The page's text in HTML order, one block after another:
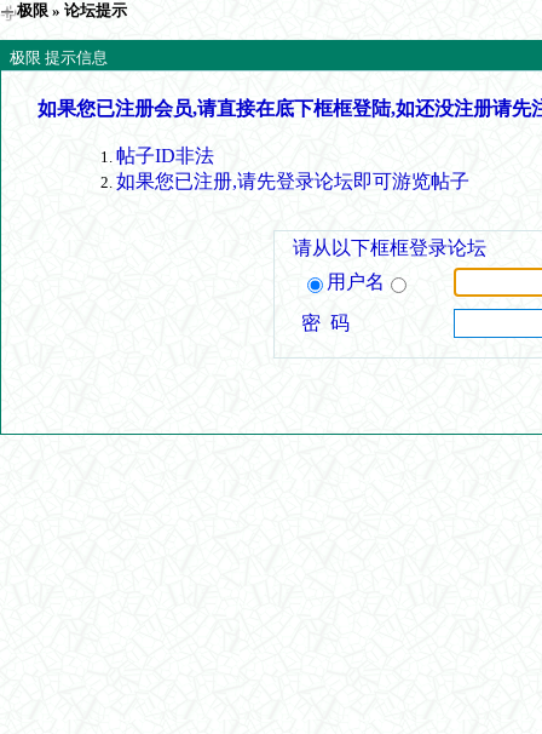
极限 » 论坛提示
极限 提示信息
如果您已注册会员,请直接在底下框框登陆,如还没注册请先
帖子ID非法
如果您已注册,请先登录论坛即可游览帖子
请从以下框框登录论坛
用户名
密 码